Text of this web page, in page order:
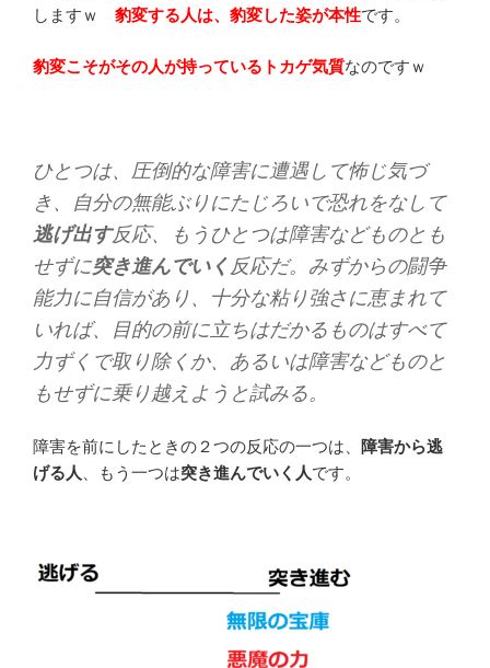
しますｗ 豹変する人は、豹変した姿が本性です。
豹変こそがその人が持っているトカゲ気質なのですｗ
ひとつは、圧倒的な障害に遭遇して怖じ気づ
き、自分の無能ぶりにたじろいで恐れをなして
逃げ出す反応、もうひとつは障害などものとも
せずに突き進んでいく 反応だ。みずからの闘争
能力に自信があり、十分な粘り強さに恵まれて
いれば、目的の前に立ちはだかるものはすべて
力ずくで取り除くか、あるいは障害などものと
もせずに乗り越えようと試みる。
障害を前にしたときの２つの反応の一つは、
障害から逃
げる人
、もう一つは突き進んでいく人です。